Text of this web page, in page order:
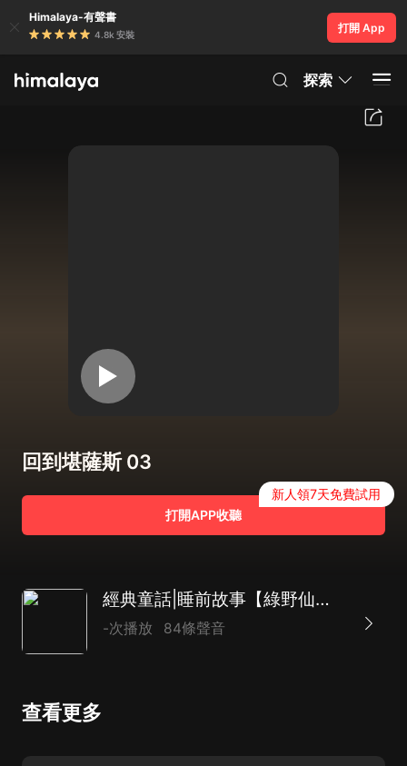
Himalaya-有聲書
4.8k 安裝
打開 App
探索
回到堪薩斯 03
打開APP收聽
新人領7天免費試用
經典童話|睡前故事【綠野仙蹤】
-次播放 84條聲音
查看更多